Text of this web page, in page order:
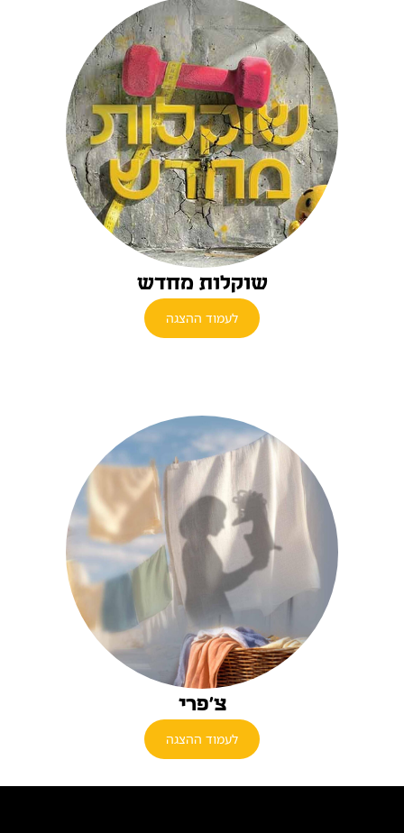
שוקלות מחדש
לעמוד ההצגה
צ'פרי
לעמוד ההצגה